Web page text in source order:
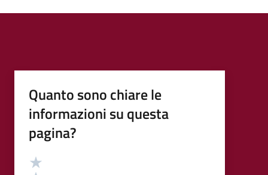
Quanto sono chiare le
informazioni su questa
pagina?
Valutazione